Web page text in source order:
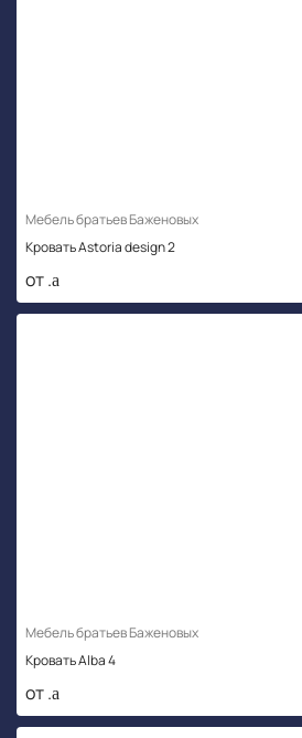
Мебель братьев Баженовых
Кровать Astoria design 2
от .
Мебель братьев Баженовых
Кровать Alba 4
от .